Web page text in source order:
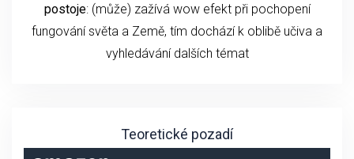
postoje: (může) zažívá wow efekt při pochopení
fungování světa a Země, tím dochází k oblibě učiva a
vyhledávání dalších témat
Teoretické pozadí